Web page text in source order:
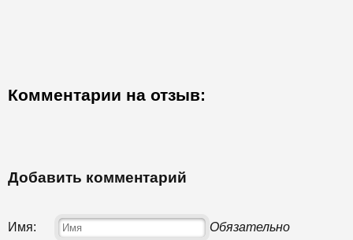
Комментарии на отзыв:
Добавить комментарий
Имя: Обязательно